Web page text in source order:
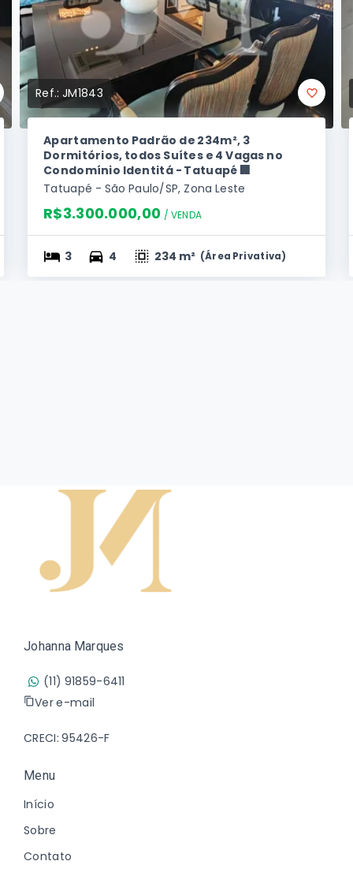
Ref.:JM1843
Apartamento Padrão de 234m², 3
Dormitórios, todos Suítes e 4 Vagas no
Condomínio Identitá - Tatuapé 🏢
Tatuapé - São Paulo/SP, Zona Leste
R$3.300.000,00 / VENDA
3 4 234 m² (Área Privativa)
Johanna Marques
(11) 91859-6411
Ver e-mail
CRECI: 95426-F
Menu
Início
Sobre
Contato